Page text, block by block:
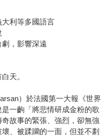
同樣愛你的人，沒有對不
；他的前男友們成了他的
在他身邊，不離不棄；他
是緣分，無關性別。」 正
才想讓還在愛情世界徘徊
灣已進步成為亞洲第一個
大叔從不想指責誰對誰
他只是誠實地寫下一個又
讓你自己讀讀看、比較看
利等多國語言
，影響深遠
天。
）於法國第一大報《世界
一齣「將悲情研成金粉的歌
故事的緊張、強烈，卻無強
、被蹂躪的一面，但並不劃